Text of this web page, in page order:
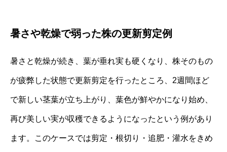
暑さや乾燥で弱った株の更新剪定例
暑さと乾燥が続き、葉が垂れ実も硬くなり、株そのもの
が疲弊した状態で更新剪定を行ったところ、2週間ほど
で新しい茎葉が立ち上がり、葉色が鮮やかになり始め、
再び美しい実が収穫できるようになったという例があり
ます。このケースでは剪定・根切り・追肥・灌水をきめ